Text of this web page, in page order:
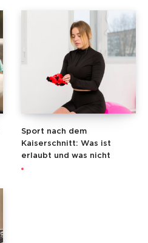
Sport nach dem
Kaiserschnitt: Was ist
erlaubt und was nicht